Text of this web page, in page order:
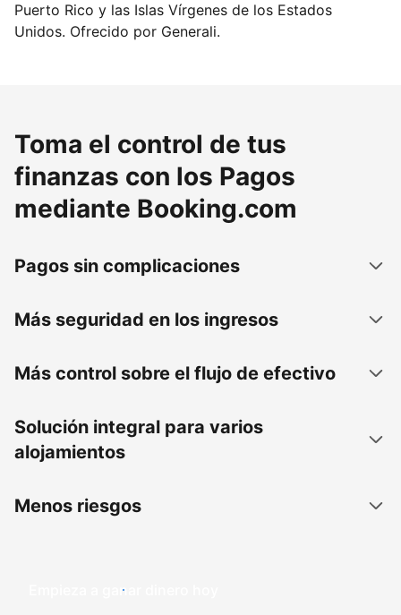
Puerto Rico y las Islas Vírgenes de los Estados
Unidos. Ofrecido por Generali.
Toma el control de tus
finanzas con los Pagos
mediante Booking.com
Pagos sin complicaciones
Más seguridad en los ingresos
Más control sobre el flujo de efectivo
Solución integral para varios
alojamientos
Menos riesgos
Empieza a ganar dinero hoy